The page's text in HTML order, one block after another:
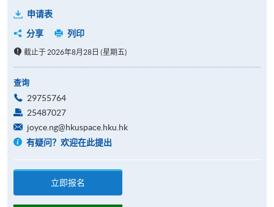
申请表
分享
列印
截止于 2026年8月28日 (星期五)
查询
29755764
25487027
joyce.ng@hkuspace.hku.hk
有疑问？欢迎在此提出
立即报名